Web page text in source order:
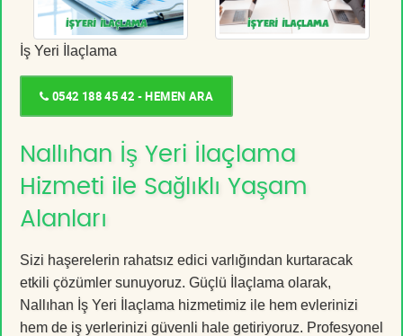
İş Yeri İlaçlama
0542 188 45 42 - HEMEN ARA
Nallıhan İş Yeri İlaçlama
Hizmeti ile Sağlıklı Yaşam
Alanları
Sizi haşerelerin rahatsız edici varlığından kurtaracak
etkili çözümler sunuyoruz. Güçlü İlaçlama olarak,
Nallıhan İş Yeri İlaçlama hizmetimiz ile hem evlerinizi
hem de iş yerlerinizi güvenli hale getiriyoruz. Profesyonel